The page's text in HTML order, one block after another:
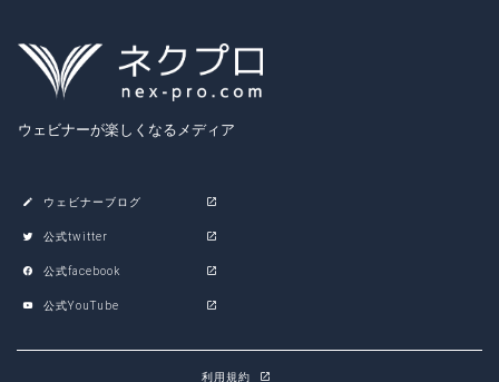
ウェビナーが楽しくなるメディア
ウェビナーブログ
公式twitter
公式facebook
公式YouTube
利用規約